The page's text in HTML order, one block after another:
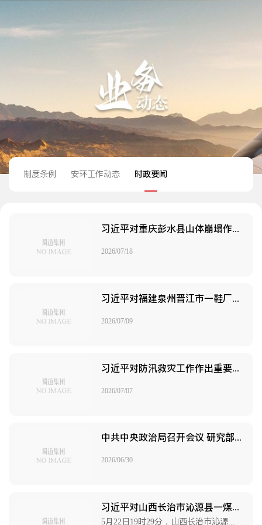
制度条例 安环工作动态 时政要闻
习近平对重庆彭水县山体崩塌作出重要指示
2026/07/18
习近平对福建泉州晋江市一鞋厂火灾事故作出重要指示
2026/07/09
习近平对防汛救灾工作作出重要指示
2026/07/07
中共中央政治局召开会议 研究部署防汛抗旱工作 中共中央总书记习近平主持会议
2026/06/30
习近平对山西长治市沁源县一煤矿瓦斯爆炸事故作出重要指示
5月22日19时29分，山西长治市沁源县山西通洲集团留神峪煤业有限公司井下发生瓦斯爆炸事故，造成重大人员伤亡。